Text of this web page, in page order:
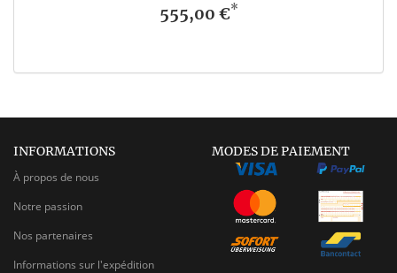
555,00 €*
INFORMATIONS
À propos de nous
Notre passion
Nos partenaires
Informations sur l'expédition
MODES DE PAIEMENT